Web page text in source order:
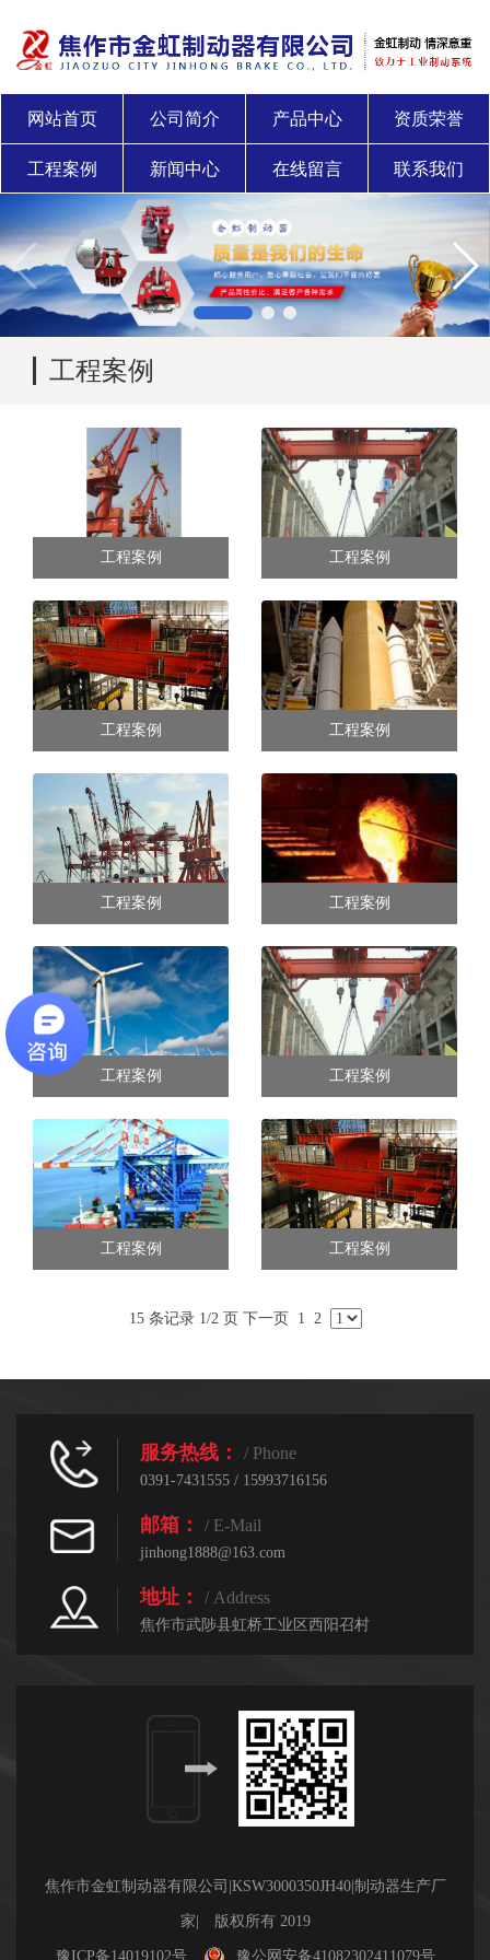
网站首页 公司简介 产品中心 资质荣誉
工程案例 新闻中心 在线留言 联系我们
工程案例
工程案例 工程案例
工程案例 工程案例
工程案例 工程案例
工程案例 工程案例
工程案例 工程案例
15 条记录 1/2 页 下一页 1 2
服务热线： / Phone
0391-7431555 / 15993716156
邮箱： / E-Mail
jinhong1888@163.com
地址： / Address
焦作市武陟县虹桥工业区西阳召村
焦作市金虹制动器有限公司|KSW3000350JH40|制动器生产厂
家| 版权所有 2019
豫ICP备14019102号 豫公网安备41082302411079号